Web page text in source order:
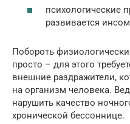
психологические
развивается
Побороть
просто – для этого
внешние раздражители,
на организм человека.
нарушить качество
хронической бессоннице.